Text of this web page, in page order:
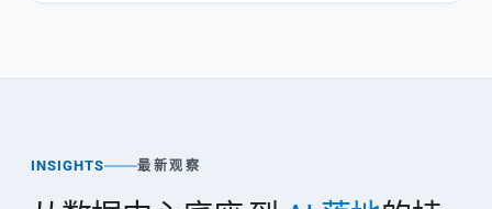
INSIGHTS 最新观察